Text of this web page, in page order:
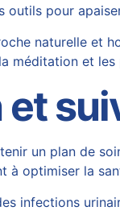
outils pour
naturelle et
méditation et
un plan de
à optimiser la
infections